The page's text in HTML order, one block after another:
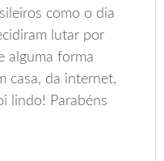
como o dia
lutar por
alguma forma
casa, da internet,
lindo! Parabéns